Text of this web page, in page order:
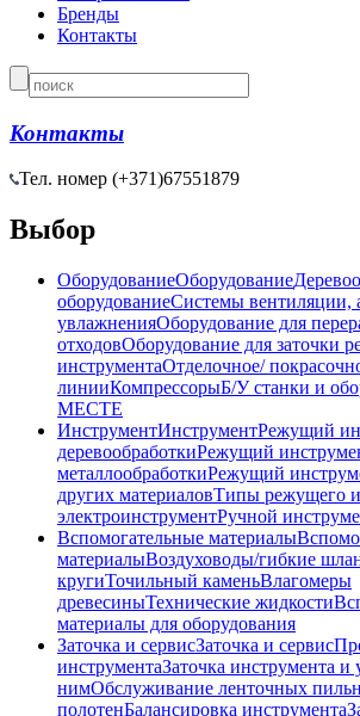
Бренды
Контакты
Контакты
Тел. номер (+371)67551879
Выбор
ОборудованиеОборудование
оборудованиеСистемы вентиляции,
увлажненияОборудование для
отходовОборудование для заточки
инструментаОтделочное/
линииКомпрессорыБ/У станки и
МЕСТЕ
ИнструментИнструментРежущий
деревообработкиРежущий
металлообработкиРежущий
других материаловТипы режущего
электроинструментРучной
Вспомогательные материалы
материалыВоздуховоды/гибкие
кругиТочильный каменьВлагомеры
древесиныТехнические жидкости
материалы для оборудования
Заточка и сервисЗаточка и сервис
инструментаЗаточка инструмента и
нимОбслуживание ленточных
полотенБалансировка инструмента